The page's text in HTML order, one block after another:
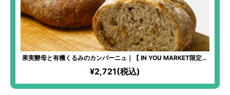
果実酵母と有機くるみのカンパーニュ｜【 IN YOU MARKET限定】
化学物質過敏症の方も安心して食べられるパンを！全原材料有機！
湧き水「景勝清水」と高価ななずなの塩を使用するほどのこだわり
ぶり！季節の果実を使った、自家製果実酵母を使用！
¥2,721(税込)